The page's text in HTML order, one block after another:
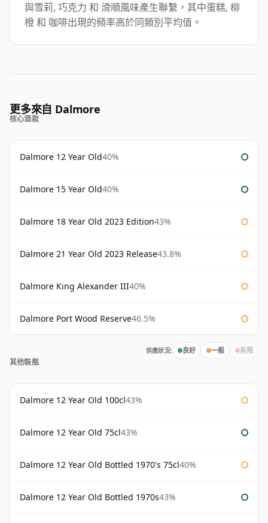
與雪莉, 巧克力 和 滑順風味產生聯繫，其中蛋糕, 柳
橙 和 咖啡出現的頻率高於同類別平均值。
更多來自 Dalmore
核心酒款
Dalmore 12 Year Old40%
Dalmore 15 Year Old40%
Dalmore 18 Year Old 2023 Edition43%
Dalmore 21 Year Old 2023 Release43.8%
Dalmore King Alexander III40%
Dalmore Port Wood Reserve46.5%
供應狀況: 良好 一般 有限
其他裝瓶
Dalmore 12 Year Old 100cl43%
Dalmore 12 Year Old 75cl43%
Dalmore 12 Year Old Bottled 1970's 75cl40%
Dalmore 12 Year Old Bottled 1970s43%